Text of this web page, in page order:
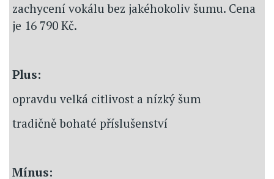
zachycení vokálu bez jakéhokoliv šumu. Cena
je 16 790 Kč.
Plus:
opravdu velká citlivost a nízký šum
tradičně bohaté příslušenství
Mínus: